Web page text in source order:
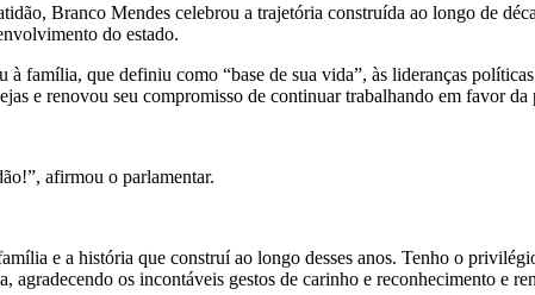
Branco Mendes celebrou a trajetória construída ao longo de
do estado.
à família, que definiu como “base de sua vida”, às lideranças
e renovou seu compromisso de continuar trabalhando em favor da
afirmou o parlamentar.
e a história que construí ao longo desses anos. Tenho o
agradecendo os incontáveis gestos de carinho e reconhecimento e